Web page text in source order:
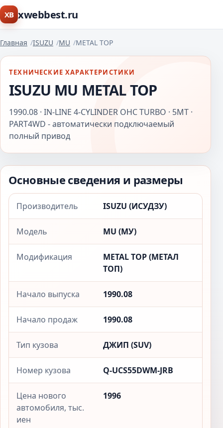
XB xwebbest.ru
Главная ISUZU MU METAL TOP
ТЕХНИЧЕСКИЕ ХАРАКТЕРИСТИКИ
ISUZU MU METAL TOP
1990.08 · IN-LINE 4-CYLINDER OHC TURBO · 5MT ·
PART4WD - автоматически подключаемый
полный привод
Основные сведения и размеры
Производитель ISUZU (ИСУДЗУ)
Модель MU (МУ)
Модификация
METAL TOP (МЕТАЛ
ТОП)
Начало выпуска 1990.08
Начало продаж 1990.08
Тип кузова ДЖИП (SUV)
Номер кузова Q-UCS55DWM-JRB
Цена нового
автомобиля, тыс.
иен
1996